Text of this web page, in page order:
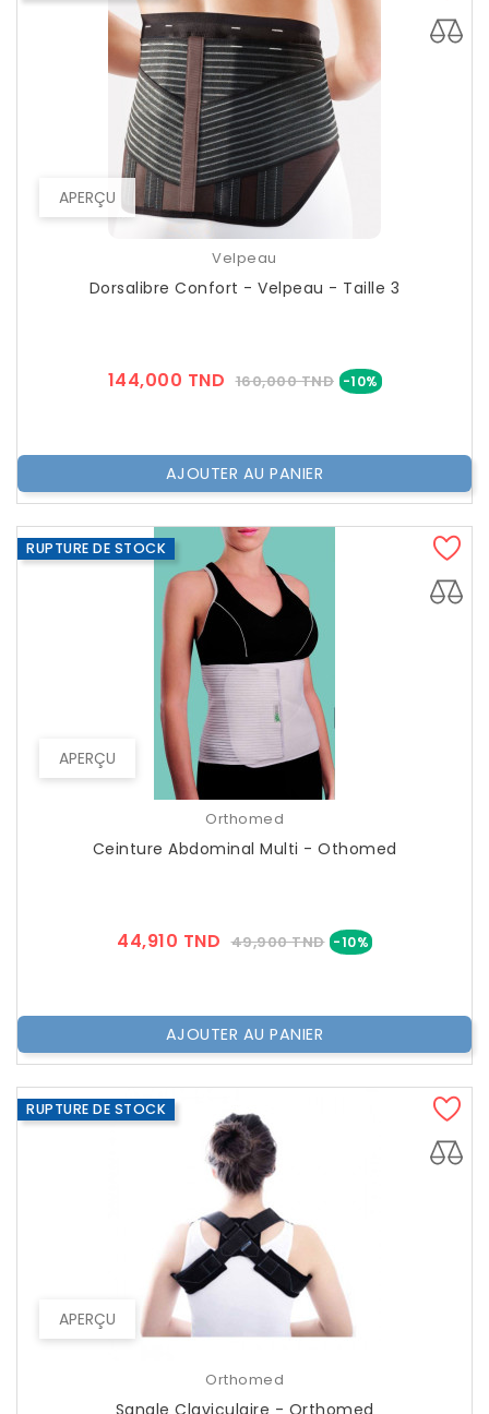
APERÇU
Velpeau
Dorsalibre Confort - Velpeau - Taille 3
144,000 TND Prix
160,000 TND -10% Prix
AJOUTER AU PANIER
APERÇU
RUPTURE DE STOCK
Orthomed
Ceinture Abdominal Multi - Othomed
44,910 TND Prix
49,900 TND -10%Prix
AJOUTER AU PANIER
APERÇU
RUPTURE DE STOCK
Orthomed